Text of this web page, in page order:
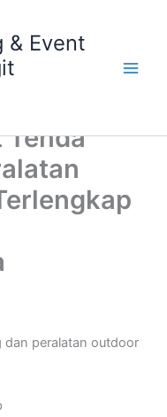
& Event
dan peralatan outdoor